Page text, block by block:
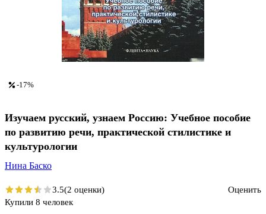
-17%
Изучаем русский, узнаем Россию: Учебное пособие
по развитию речи, практической стилистике и
культурологии
Нина Баско
3.5(2 оценки)
Оценить
Купили 8 человек